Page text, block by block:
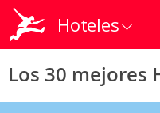
Hoteles
Los 30 mejores